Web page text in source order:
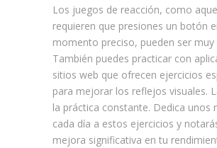
Los juegos de reacción, como
requieren que presiones un botón
momento preciso, pueden ser muy
También puedes practicar con
sitios web que ofrecen ejercicios
para mejorar los reflejos visuales.
la práctica constante. Dedica unos
cada día a estos ejercicios y
mejora significativa en tu